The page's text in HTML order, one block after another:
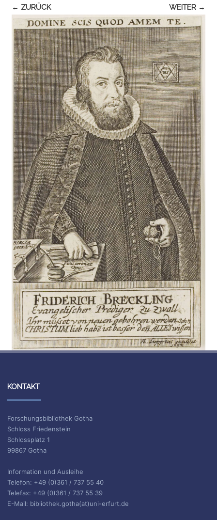
← ZURÜCK WEITER →
KONTAKT
Forschungsbibliothek Gotha
Schloss Friedenstein
Schlossplatz 1
99867 Gotha
Information und Ausleihe
Telefon: +49 (0)361 / 737 55 40
Telefax: +49 (0)361 / 737 55 39
E-Mail: bibliothek.gotha(at)uni-erfurt.de